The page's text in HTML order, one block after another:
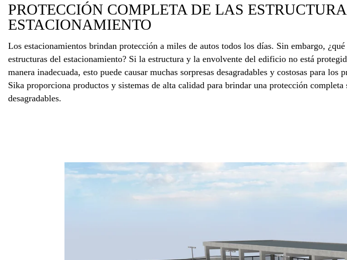
PROTECCIÓN COMPLETA DE LAS
ESTACIONAMIENTO
Los estacionamientos brindan protección a miles de autos todos los días. Sin embargo,
estructuras del estacionamiento? Si la estructura y la envolvente del edificio no está
manera inadecuada, esto puede causar muchas sorpresas desagradables y costosas para los
Sika proporciona productos y sistemas de alta calidad para brindar una protección completa
desagradables.